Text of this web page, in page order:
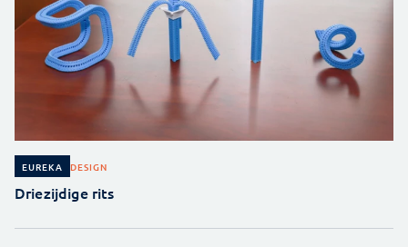
EUREKA DESIGN
Driezijdige rits